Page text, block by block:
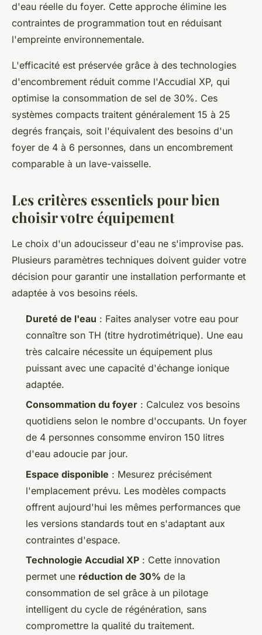
d'eau réelle du foyer. Cette approche élimine les
contraintes de programmation tout en réduisant
l'empreinte environnementale.
L'efficacité est préservée grâce à des technologies
d'encombrement réduit comme l'Accudial XP, qui
optimise la consommation de sel de 30%. Ces
systèmes compacts traitent généralement 15 à 25
degrés français, soit l'équivalent des besoins d'un
foyer de 4 à 6 personnes, dans un encombrement
comparable à un lave-vaisselle.
Les critères essentiels pour bien
choisir votre équipement
Le choix d'un adoucisseur d'eau ne s'improvise pas.
Plusieurs paramètres techniques doivent guider votre
décision pour garantir une installation performante et
adaptée à vos besoins réels.
Dureté de l'eau : Faites analyser votre eau pour
connaître son TH (titre hydrotimétrique). Une eau
très calcaire nécessite un équipement plus
puissant avec une capacité d'échange ionique
adaptée.
Consommation du foyer : Calculez vos besoins
quotidiens selon le nombre d'occupants. Un foyer
de 4 personnes consomme environ 150 litres
d'eau adoucie par jour.
Espace disponible : Mesurez précisément
l'emplacement prévu. Les modèles compacts
offrent aujourd'hui les mêmes performances que
les versions standards tout en s'adaptant aux
contraintes d'espace.
Technologie Accudial XP : Cette innovation
permet une réduction de 30% de la
consommation de sel grâce à un pilotage
intelligent du cycle de régénération, sans
compromettre la qualité du traitement.